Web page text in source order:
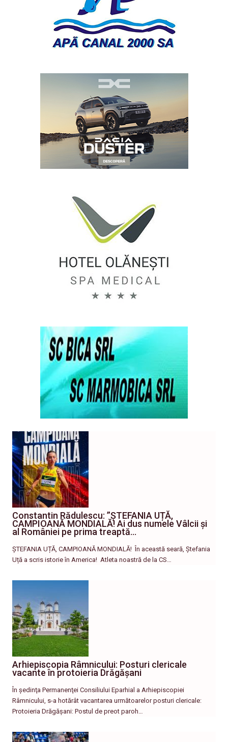
Constantin Rădulescu: ”ȘTEFANIA UȚĂ,
CAMPIOANĂ MONDIALĂ! Ai dus numele Vâlcii și
al României pe prima treaptă…
ȘTEFANIA UȚĂ, CAMPIOANĂ MONDIALĂ! ​În această seară, Ștefania
Uță a scris istorie în America! ​ Atleta noastră de la CS…
Arhiepiscopia Râmnicului: Posturi clericale
vacante în protoieria Drăgășani
În şedinţa Permanenţei Consiliului Eparhial a Arhiepiscopiei
Râmnicului, s-a hotărât vacantarea următoarelor posturi clericale:
Protoieria Drăgășani: Postul de preot paroh…